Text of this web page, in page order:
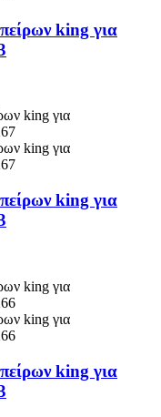
king για
king για
king για